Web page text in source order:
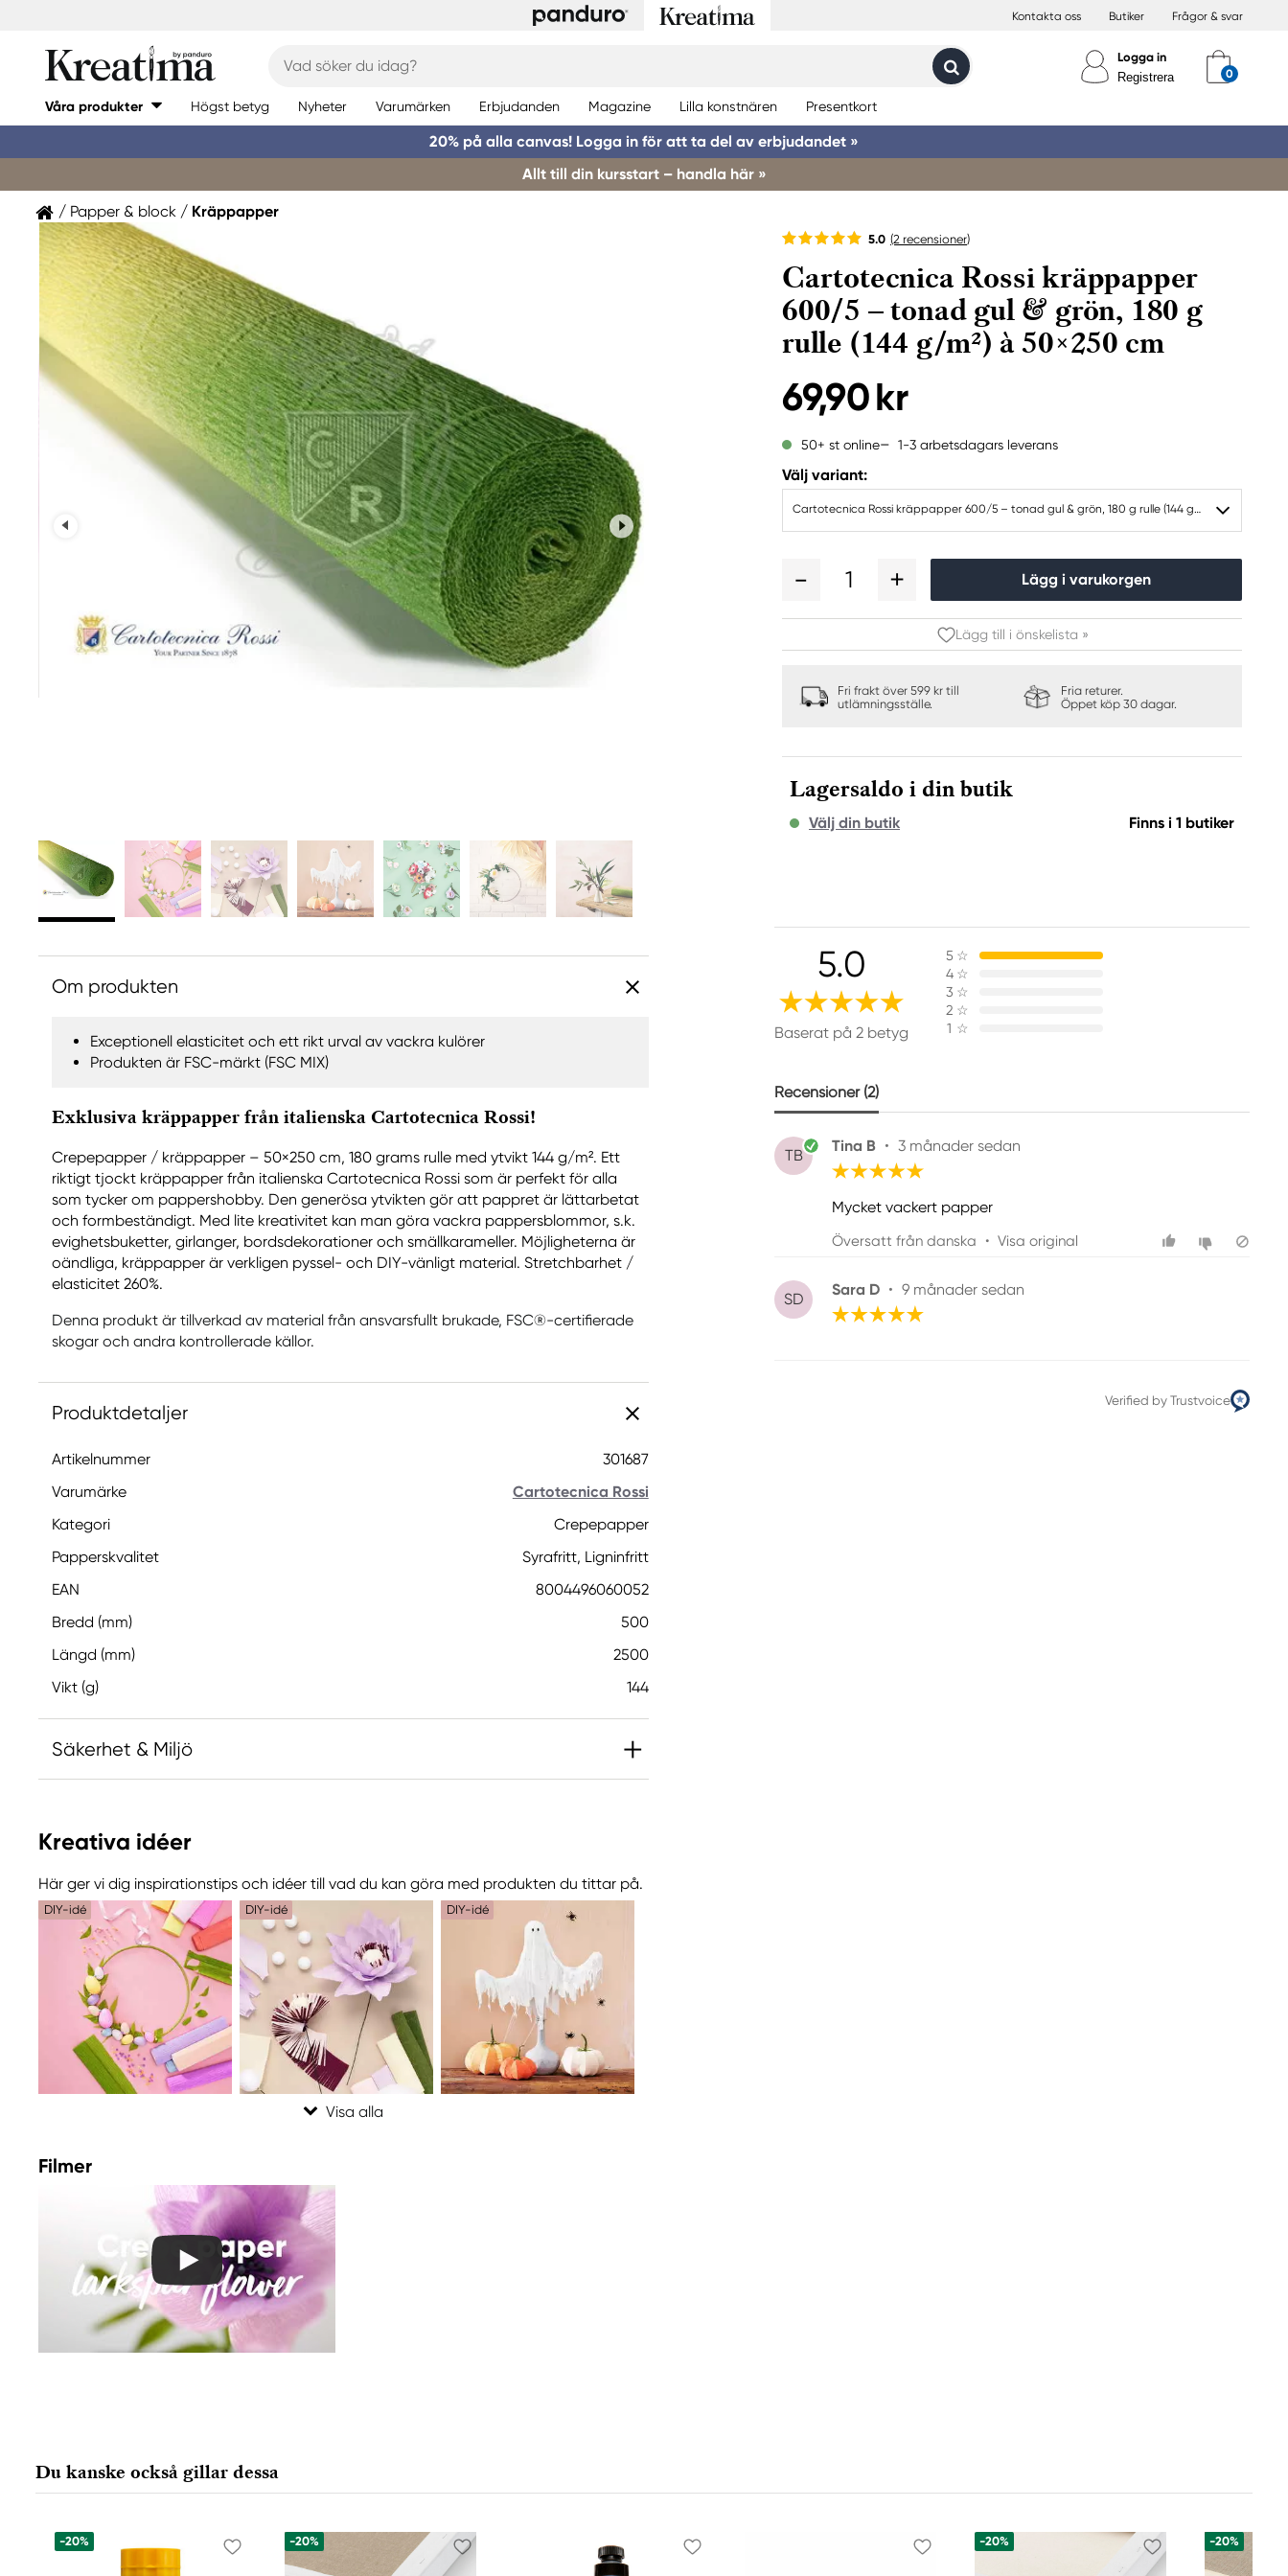
Kontakta oss Butiker Frågor & svar
Logga in
Registrera
Våra produkter Högst betyg Nyheter Varumärken Erbjudanden Magazine Lilla konstnären Presentkort
20% på alla canvas! Logga in för att ta del av erbjudandet »
Allt till din kursstart – handla här »
Papper & block Kräppapper
5.0 (2 recensioner)
Cartotecnica Rossi kräppapper
600/5 – tonad gul & grön, 180 g
rulle (144 g/m²) à 50×250 cm
69,90 kr
50+ st online 1-3 arbetsdagars leverans
Välj variant:
Cartotecnica Rossi kräppapper 600/5 – tonad gul & grön, 180 g rulle (144 g/m²) à 50×250 cm
1 Lägg i varukorgen
Lägg till i önskelista »
Fri frakt över 599 kr till
utlämningsställe.
Fria returer.
Öppet köp 30 dagar.
Lagersaldo i din butik
Välj din butik Finns i 1 butiker
Om produkten
Exceptionell elasticitet och ett rikt urval av vackra kulörer
Produkten är FSC-märkt (FSC MIX)
Exklusiva kräppapper från italienska Cartotecnica Rossi!
Crepepapper / kräppapper – 50×250 cm, 180 grams rulle med ytvikt 144 g/m². Ett
riktigt tjockt kräppapper från italienska Cartotecnica Rossi som är perfekt för alla
som tycker om pappershobby. Den generösa ytvikten gör att pappret är lättarbetat
och formbeständigt. Med lite kreativitet kan man göra vackra pappersblommor, s.k.
evighetsbuketter, girlanger, bordsdekorationer och smällkarameller. Möjligheterna är
oändliga, kräppapper är verkligen pyssel- och DIY-vänligt material. Stretchbarhet /
elasticitet 260%.
Denna produkt är tillverkad av material från ansvarsfullt brukade, FSC®-certifierade
skogar och andra kontrollerade källor.
Produktdetaljer
Artikelnummer
301687
Varumärke
Cartotecnica Rossi
Kategori
Crepepapper
Papperskvalitet
Syrafritt, Ligninfritt
EAN
8004496060052
Bredd (mm)
500
Längd (mm)
2500
Vikt (g)
144
Säkerhet & Miljö
Cartotecnica Rossi
Via Perale, 19
36011 Arsiero (VI) Italy
customercare@cartotecnicarossi.it
+39 0445 731 767
5.0
Baserat på 2 betyg
5 ☆
4 ☆
3 ☆
2 ☆
1 ☆
Recensioner (2)
TB
Tina B • 3 månader sedan
Mycket vackert papper
Översatt från danska • Visa original
SD
Sara D • 9 månader sedan
Verified by Trustvoice
Kreativa idéer
Här ger vi dig inspirationstips och idéer till vad du kan göra med produkten du tittar på.
DIY-idé DIY-idé DIY-idé
Filmer
Du kanske också gillar dessa
-20% -20% -20% -20%